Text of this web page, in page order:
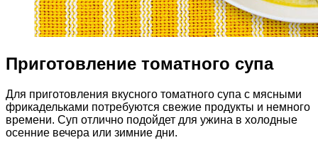
Приготовление томатного супа
Для приготовления вкусного томатного супа с мясными
фрикадельками потребуются свежие продукты и немного
времени. Суп отлично подойдет для ужина в холодные
осенние вечера или зимние дни.